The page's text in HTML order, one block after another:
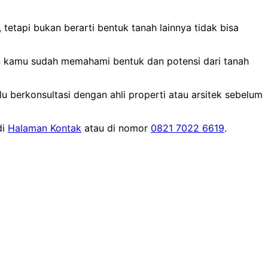
tetapi bukan berarti bentuk tanah lainnya tidak bisa
sudah memahami bentuk dan potensi dari tanah
berkonsultasi dengan ahli properti atau arsitek sebelum
Halaman Kontak atau di nomor 0821 7022 6619.